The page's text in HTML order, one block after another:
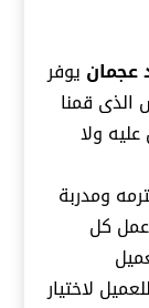
عجمان يوفر
الذى قمنا
ولا
ومدربة
كل
لاختيار